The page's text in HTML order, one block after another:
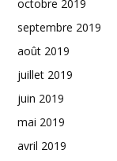
octobre 2019
septembre 2019
août 2019
juillet 2019
juin 2019
mai 2019
avril 2019